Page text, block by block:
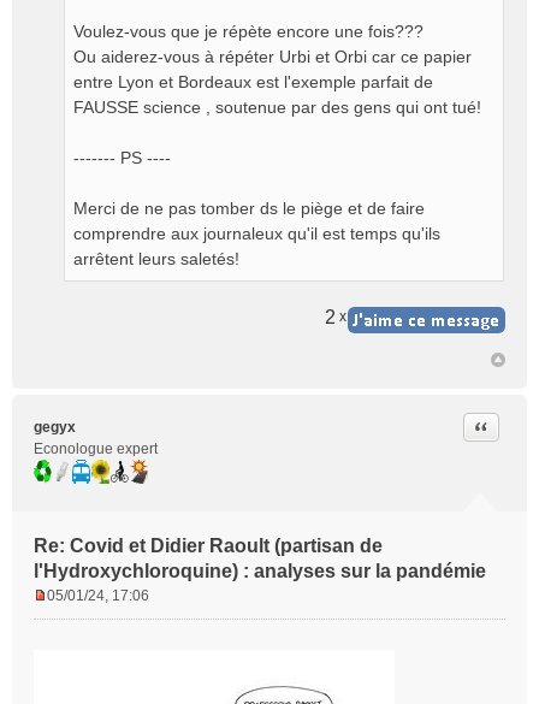
Voulez-vous que je répète encore une fois???
Ou aiderez-vous à répéter Urbi et Orbi car ce papier
entre Lyon et Bordeaux est l'exemple parfait de
FAUSSE science , soutenue par des gens qui ont tué!
------- PS ----
Merci de ne pas tomber ds le piège et de faire
comprendre aux journaleux qu'il est temps qu'ils
arrêtent leurs saletés!
2 x
gegyx
Econologue expert
Re: Covid et Didier Raoult (partisan de
l'Hydroxychloroquine) : analyses sur la pandémie
Citer
05/01/24, 17:06